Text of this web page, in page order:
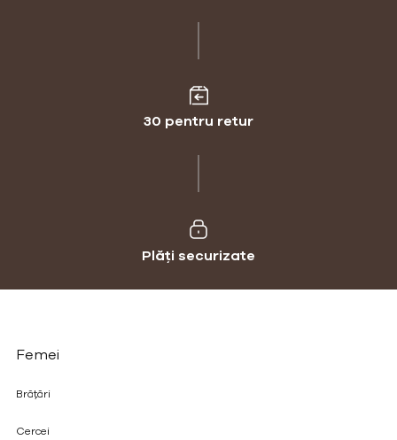
30 pentru retur
Plăți securizate
Femei
Brățări
Cercei